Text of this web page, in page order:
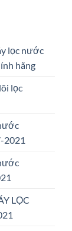
lọc nước
hãng
lọc
2021
LỌC